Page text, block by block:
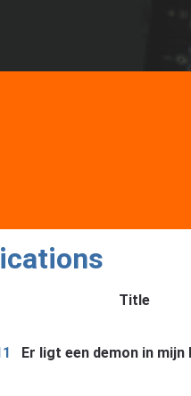
Title
Er ligt een demon in mijn